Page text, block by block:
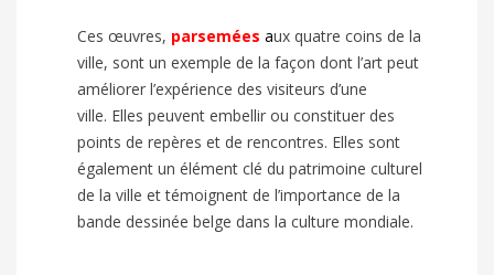
Ces œuvres, parsemées aux quatre coins de la
ville, sont un exemple de la façon dont l’art peut
améliorer l’expérience des visiteurs d’une
ville. Elles peuvent embellir ou constituer des
points de repères et de rencontres. Elles sont
également un élément clé du patrimoine culturel
de la ville et témoignent de l’importance de la
bande dessinée belge dans la culture mondiale.